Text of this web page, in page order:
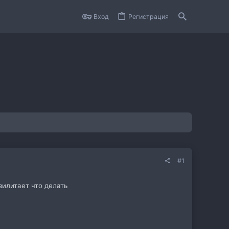
Вход Регистрация
#1
что делать